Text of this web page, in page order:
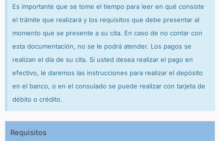
Es importante que se tome el tiempo para leer en qué consiste
el trámite que realizará y los requisitos que debe presentar al
momento que se presente a su cita. En caso de no contar con
esta documentación, no se le podrá atender. Los pagos se
realizan el día de su cita. Si usted desea realizar el pago en
efectivo, le daremos las instrucciones para realizar el depósito
en el banco, o en el consulado se puede realizar con tarjeta de
débito o crédito.
Requisitos